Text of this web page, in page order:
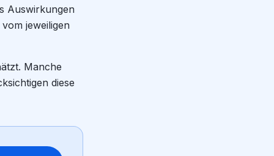
Auswirkungen
jeweiligen
Manche
diese